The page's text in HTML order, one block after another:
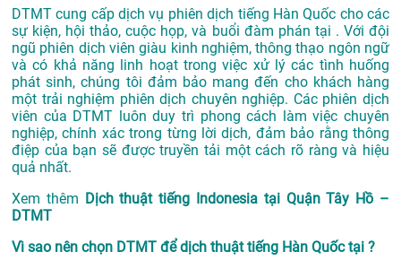
DTMT cung cấp dịch vụ phiên dịch tiếng Hàn Quốc cho các
sự kiện, hội thảo, cuộc họp, và buổi đàm phán tại . Với đội
ngũ phiên dịch viên giàu kinh nghiệm, thông thạo ngôn ngữ
và có khả năng linh hoạt trong việc xử lý các tình huống
phát sinh, chúng tôi đảm bảo mang đến cho khách hàng
một trải nghiệm phiên dịch chuyên nghiệp. Các phiên dịch
viên của DTMT luôn duy trì phong cách làm việc chuyên
nghiệp, chính xác trong từng lời dịch, đảm bảo rằng thông
điệp của bạn sẽ được truyền tải một cách rõ ràng và hiệu
quả nhất.
Xem thêm Dịch thuật tiếng Indonesia tại Quận Tây Hồ –
DTMT
Vì sao nên chọn DTMT để dịch thuật tiếng Hàn Quốc tại ?